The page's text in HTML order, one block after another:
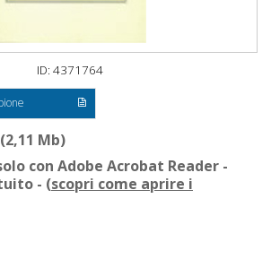
ID: 4371764
(2,11 Mb)
con Adobe Acrobat Reader -
- (scopri come aprire i